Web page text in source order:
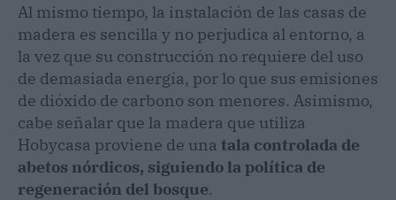
Al mismo tiempo, la instalación de las casas de
madera es sencilla y no perjudica al entorno, a
la vez que su construcción no requiere del uso
de demasiada energía, por lo que sus emisiones
de dióxido de carbono son menores. Asimismo,
cabe señalar que la madera que utiliza
Hobycasa proviene de una tala controlada de
abetos nórdicos, siguiendo la política de
regeneración del bosque.